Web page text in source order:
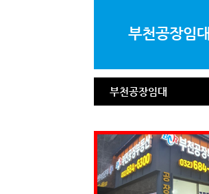
부천공장임대
부천공장임대